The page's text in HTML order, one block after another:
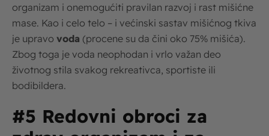
organizam i onemogućiti pravilan razvoj i rast mišićne
mase. Kao i celo telo – i većinski sastav mišićnog tkiva
je upravo voda (procene su da čini oko 75% mišića).
Zbog toga je voda neophodan i vrlo važan deo
životnog stila svakog rekreativca, sportiste ili
bodibildera.
#5 Redovni obroci za